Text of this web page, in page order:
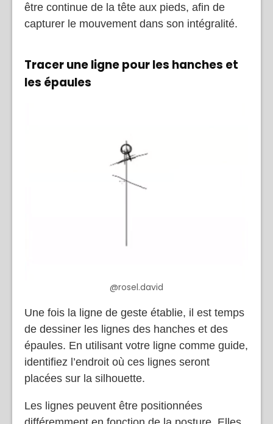
être continue de la tête aux pieds, afin de
capturer le mouvement dans son intégralité.
Tracer une ligne pour les hanches et
les épaules
@rosel.david
Une fois la ligne de geste établie, il est temps
de dessiner les lignes des hanches et des
épaules. En utilisant votre ligne comme guide,
identifiez l’endroit où ces lignes seront
placées sur la silhouette.
Les lignes peuvent être positionnées